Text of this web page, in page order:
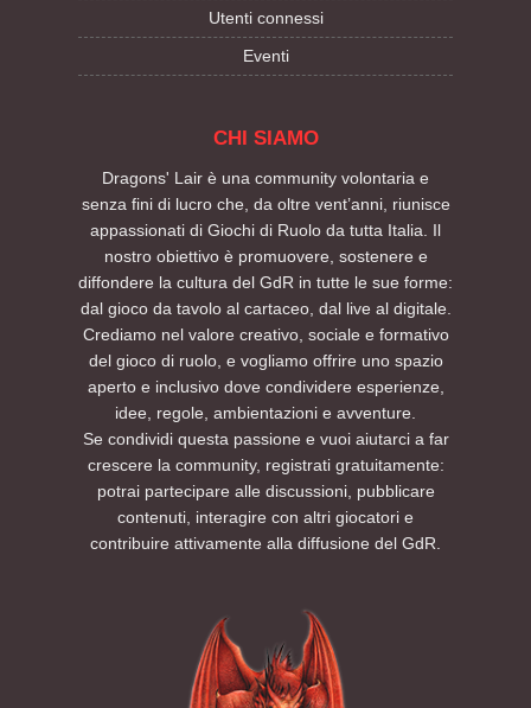
Utenti connessi
Eventi
CHI SIAMO
Dragons' Lair è una community volontaria e
senza fini di lucro che, da oltre vent’anni, riunisce
appassionati di Giochi di Ruolo da tutta Italia. Il
nostro obiettivo è promuovere, sostenere e
diffondere la cultura del GdR in tutte le sue forme:
dal gioco da tavolo al cartaceo, dal live al digitale.
Crediamo nel valore creativo, sociale e formativo
del gioco di ruolo, e vogliamo offrire uno spazio
aperto e inclusivo dove condividere esperienze,
idee, regole, ambientazioni e avventure.
Se condividi questa passione e vuoi aiutarci a far
crescere la community, registrati gratuitamente:
potrai partecipare alle discussioni, pubblicare
contenuti, interagire con altri giocatori e
contribuire attivamente alla diffusione del GdR.